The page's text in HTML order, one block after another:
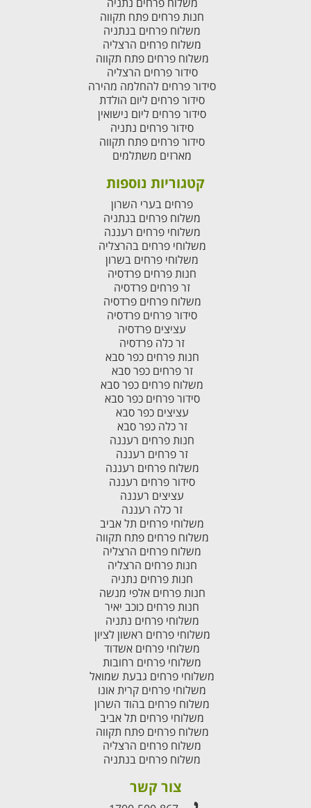
חנות פרחים פתח תקווה
משלוח פרחים בנתניה
משלוח פרחים הרצליה
משלוח פרחים פתח תקווה
סידור פרחים הרצליה
סידור פרחים להחלמה מהירה
סידור פרחים ליום הולדת
סידור פרחים ליום נישואין
סידור פרחים נתניה
סידור פרחים פתח תקווה
מארזים משתלמים
קטגוריות נוספות
פרחים בערי השרון
משלוח פרחים בנתניה
משלוחי פרחים רעננה
משלוחי פרחים בהרצליה
משלוחי פרחים בשרון
חנות פרחים פרדסיה
זר פרחים פרדסיה
משלוח פרחים פרדסיה
סידור פרחים פרדסיה
עציצים פרדסיה
זר כלה פרדסיה
חנות פרחים כפר סבא
זר פרחים כפר סבא
משלוח פרחים כפר סבא
סידור פרחים כפר סבא
עציצים כפר סבא
זר כלה כפר סבא
חנות פרחים רעננה
זר פרחים רעננה
משלוח פרחים רעננה
סידור פרחים רעננה
עציצים רעננה
זר כלה רעננה
משלוחי פרחים תל אביב
משלוח פרחים פתח תקווה
משלוח פרחים הרצליה
חנות פרחים הרצליה
חנות פרחים נתניה
חנות פרחים אלפי מנשה
חנות פרחים כוכב יאיר
משלוחי פרחים נתניה
משלוחי פרחים ראשון לציון
משלוחי פרחים אשדוד
משלוחי פרחים רחובות
משלוחי פרחים גבעת שמואל
משלוחי פרחים קרית אונו
משלוח פרחים בהוד השרון
משלוחי פרחים תל אביב
משלוח פרחים פתח תקווה
משלוח פרחים הרצליה
משלוח פרחים בנתניה
צור קשר